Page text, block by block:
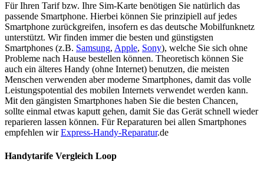
Für Ihren Tarif bzw. Ihre Sim-Karte benötigen Sie natürlich das
passende Smartphone. Hierbei können Sie prinzipiell auf jedes
Smartphone zurückgreifen, insofern es das deutsche Mobilfunknetz
unterstützt. Wir finden immer die besten und günstigsten
Smartphones (z.B. Samsung, Apple, Sony), welche Sie sich ohne
Probleme nach Hause bestellen können. Theoretisch können Sie
auch ein älteres Handy (ohne Internet) benutzen, die meisten
Menschen verwenden aber moderne Smartphones, damit das volle
Leistungspotential des mobilen Internets verwendet werden kann.
Mit den gängisten Smartphones haben Sie die besten Chancen,
sollte einmal etwas kaputt gehen, damit Sie das Gerät schnell wieder
reparieren lassen können. Für Reparaturen bei allen Smartphones
empfehlen wirExpress-Handy-Reparatur.de
Handytarife Vergleich Loop